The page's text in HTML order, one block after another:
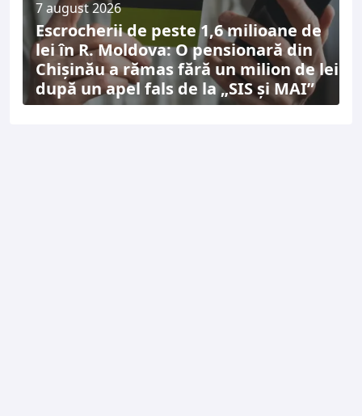
7 august 2026
Escrocherii de peste 1,6 milioane de
lei în R. Moldova: O pensionară din
Chișinău a rămas fără un milion de lei
după un apel fals de la „SIS și MAI”